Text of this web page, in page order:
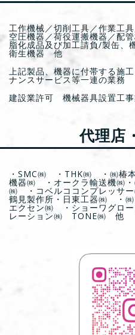
工作機械／切削工具／作業工
空圧機器／荷役運搬機器／配
脂化成品及び加工請負/製缶、
衛生機器 他
上記製品、機器に付帯する施
ナンスサービス等一連の業務
建設業許可 機械器具設置工
代理店
・SMC㈱ ・THK㈱ ・㈱椿
機器㈱ ・オークラ輸送機㈱・
㈱ ・コベルココンプレッサ
鶴見製作所・日東工器㈱ ・
エクセン㈱ ・ショーワグロ
レーション㈱ TONE㈱ 他